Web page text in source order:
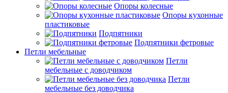
Опоры колесные
Опоры кухонные
пластиковые
Подпятники
Подпятники фетровые
Петли мебельные
Петли
мебельные с доводчиком
Петли
мебельные без доводчика